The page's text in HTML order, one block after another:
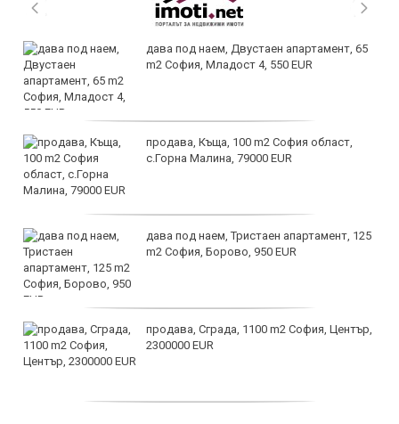
дава под наем, Двустаен апартамент, 65
m2 София, Младост 4, 550 EUR
продава, Къща, 100 m2 София област,
с.Горна Малина, 79000 EUR
дава под наем, Тристаен апартамент, 125
m2 София, Борово, 950 EUR
продава, Сграда, 1100 m2 София, Център,
2300000 EUR